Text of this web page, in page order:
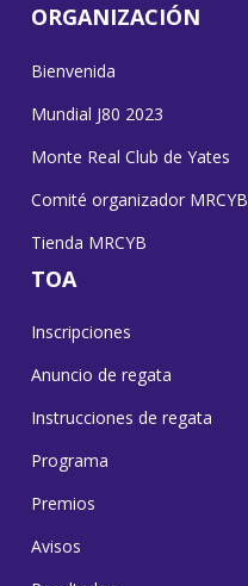
ORGANIZACIÓN
Bienvenida
Mundial J80 2023
Monte Real Club de Yates
Comité organizador MRCYB
Tienda MRCYB
TOA
Inscripciones
Anuncio de regata
Instrucciones de regata
Programa
Premios
Avisos